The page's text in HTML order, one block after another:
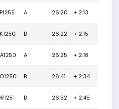
A 26:20 + 2:13
B 26:22 + 2:15
A 26:25 + 2:18
B 26:41 + 2:34
B 26:52 + 2:45